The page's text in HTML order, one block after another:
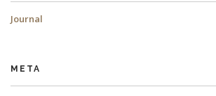
Journal
META